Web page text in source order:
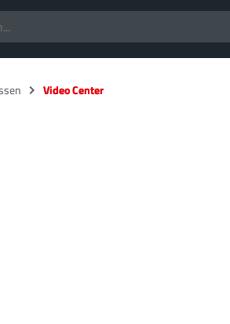
Video Center
Video Center